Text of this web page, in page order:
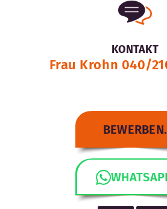
KONTAKT
Frau Krohn 040/
BEWERBEN.